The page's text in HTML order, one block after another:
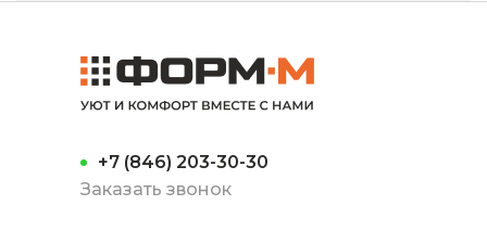
+7 (846) 203-30-30
Заказать звонок